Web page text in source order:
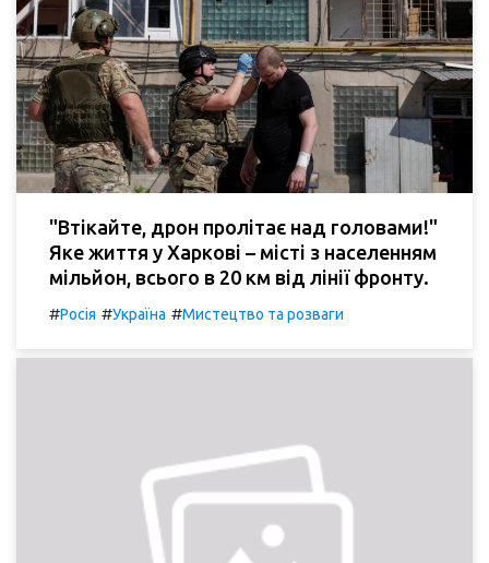
"Втікайте, дрон пролітає над головами!"
Яке життя у Харкові – місті з населенням
мільйон, всього в 20 км від лінії фронту.
#Росія #Україна #Мистецтво та розваги